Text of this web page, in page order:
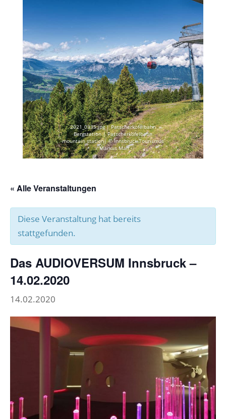
2021_0335.jpg | Patscherkofelbahn
Bergstation | Patscherkofelbahn
mountain station| © Innsbruck Tourismus
/ Markus Mair
« Alle Veranstaltungen
Diese Veranstaltung hat bereits
stattgefunden.
Das AUDIOVERSUM Innsbruck –
14.02.2020
14.02.2020